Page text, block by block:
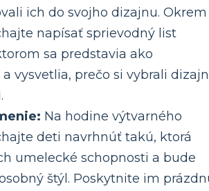
ich do svojho dizajnu. Okrem
napísať sprievodný list
sa predstavia ako
vysvetlia, prečo si vybrali
Na hodine výtvarného
deti navrhnúť takú, ktorá
umelecké schopnosti a bude
štýl. Poskytnite im